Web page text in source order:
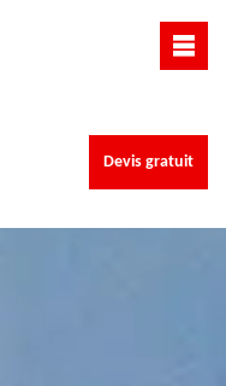
Devis gratuit